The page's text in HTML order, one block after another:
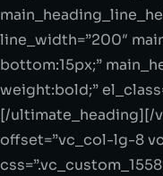
line_width=”200″
bottom:15px;”
weight:bold;”
[/ultimate_heading][/
offset=”vc_col-lg-8